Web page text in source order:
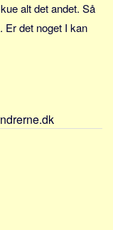
alt det andet. Så
Er det noget I kan